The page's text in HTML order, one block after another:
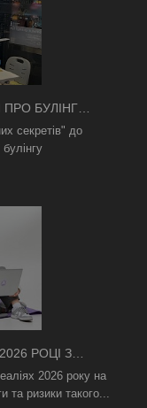
ПРО БУЛІНГ
секретів" до
РОЦІ З
ПРОЦЕС
2026 року на
та ризики такого...